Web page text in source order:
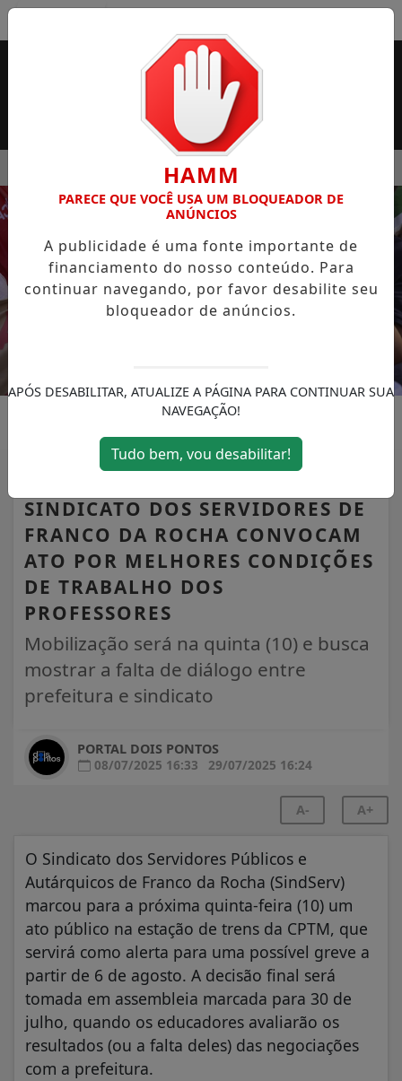
ROSSI SERÁ BREVEMENTE INAUGURADA EM
EM ALTA
FRANCO DA ROCHA
SINDICATO DOS SERVIDORES DE
FRANCO DA ROCHA CONVOCAM
ATO POR MELHORES CONDIÇÕES
DE TRABALHO DOS
PROFESSORES
Mobilização será na quinta (10) e busca
mostrar a falta de diálogo entre
prefeitura e sindicato
PORTAL DOIS PONTOS
08/07/2025 16:33
29/07/2025 16:24
A- A+
O Sindicato dos Servidores Públicos e
Autárquicos de Franco da Rocha (SindServ)
marcou para a próxima quinta-feira (10) um
ato público na estação de trens da CPTM, que
servirá como alerta para uma possível greve a
partir de 6 de agosto. A decisão final será
tomada em assembleia marcada para 30 de
julho, quando os educadores avaliarão os
resultados (ou a falta deles) das negociações
com a prefeitura.
HAMM
PARECE QUE VOCÊ USA UM BLOQUEADOR DE
ANÚNCIOS
A publicidade é uma fonte importante de
financiamento do nosso conteúdo. Para
continuar navegando, por favor desabilite seu
bloqueador de anúncios.
APÓS DESABILITAR, ATUALIZE A PÁGINA PARA CONTINUAR SUA
NAVEGAÇÃO!
Tudo bem, vou desabilitar!